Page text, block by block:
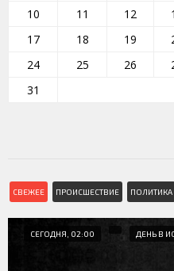
10
11 12
17
18 19
24
25 26
31
СВЕЖЕЕ ПРОИСШЕСТВИЕ ПОЛИТИКА
СЕГОДНЯ, 02:00 ДЕНЬ В